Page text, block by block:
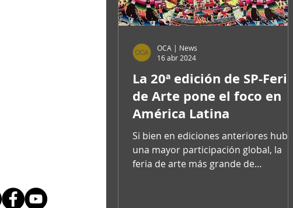
La 20ª edición de SP-Feria
de Arte pone el foco en
América Latina
Si bien en ediciones anteriores hubo
una mayor participación global, la
feria de arte más grande de
OCA | News
16 abr 2024